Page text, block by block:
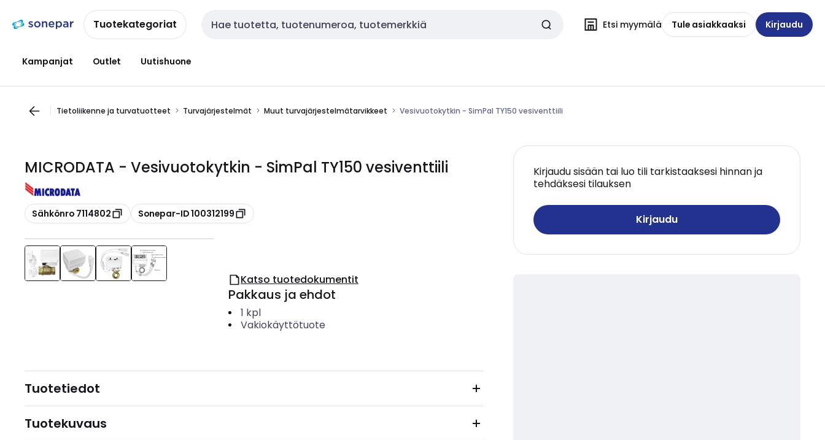
navigointiinsisältöönTuotekategoriat Haku Etsi myymälä Tule asiakkaaksi Kirjaudu
Kampanjat Outlet Uutishuone
Tietoliikenne ja turvatuotteet Turvajärjestelmät Muut turvajärjestelmätarvikkeet Vesivuotokytkin - SimPal TY150 vesiventtiili
MICRODATA - Vesivuotokytkin - SimPal TY150 vesiventtiili
Kopioi
Sähkönro 7114802 Kopioi
Sonepar-ID 100312199
Kirjaudu sisään tai luo tili tarkistaaksesi hinnan ja
tehdäksesi tilauksen
Kirjaudu
Katso tuotedokumentit
Pakkaus ja ehdot
1 kpl
Vakiokäyttötuote
Tuotetiedot
Tuotekuvaus